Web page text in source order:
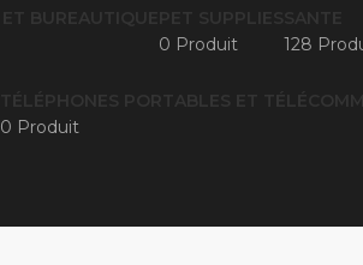
0 Produit
128
0 Produit